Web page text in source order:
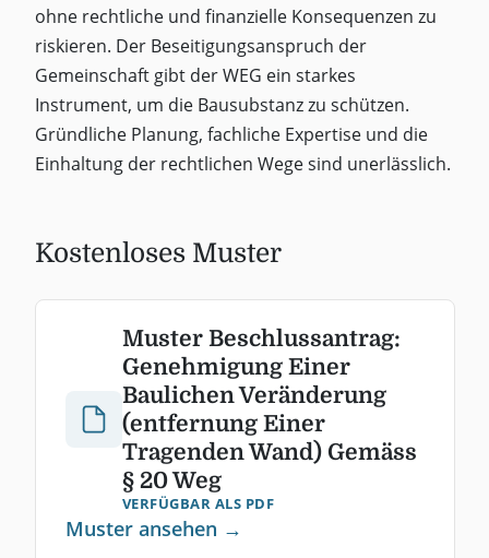
ohne rechtliche und finanzielle Konsequenzen zu
riskieren. Der Beseitigungsanspruch der
Gemeinschaft gibt der WEG ein starkes
Instrument, um die Bausubstanz zu schützen.
Gründliche Planung, fachliche Expertise und die
Einhaltung der rechtlichen Wege sind unerlässlich.
Kostenloses Muster
Muster Beschlussantrag:
Genehmigung Einer
Baulichen Veränderung
(entfernung Einer
Tragenden Wand) Gemäss
§ 20 Weg
VERFÜGBAR ALS PDF
Muster ansehen →